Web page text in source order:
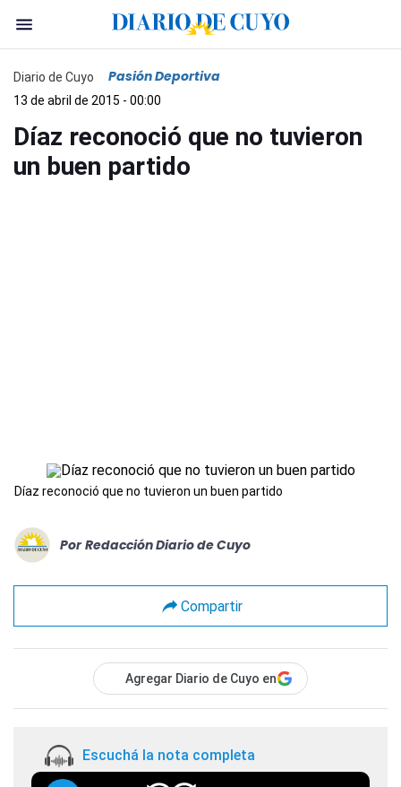
Diario de Cuyo Pasión Deportiva
13 de abril de 2015 - 00:00
Díaz reconoció que no tuvieron
un buen partido
Díaz reconoció que no tuvieron un buen partido
Por Redacción Diario de Cuyo
Compartir
Agregar Diario de Cuyo en
Escuchá la nota completa